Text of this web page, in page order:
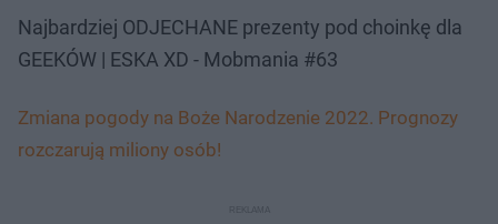
Najbardziej ODJECHANE prezenty pod choinkę dla
GEEKÓW | ESKA XD - Mobmania #63
Zmiana pogody na Boże Narodzenie 2022. Prognozy
rozczarują miliony osób!